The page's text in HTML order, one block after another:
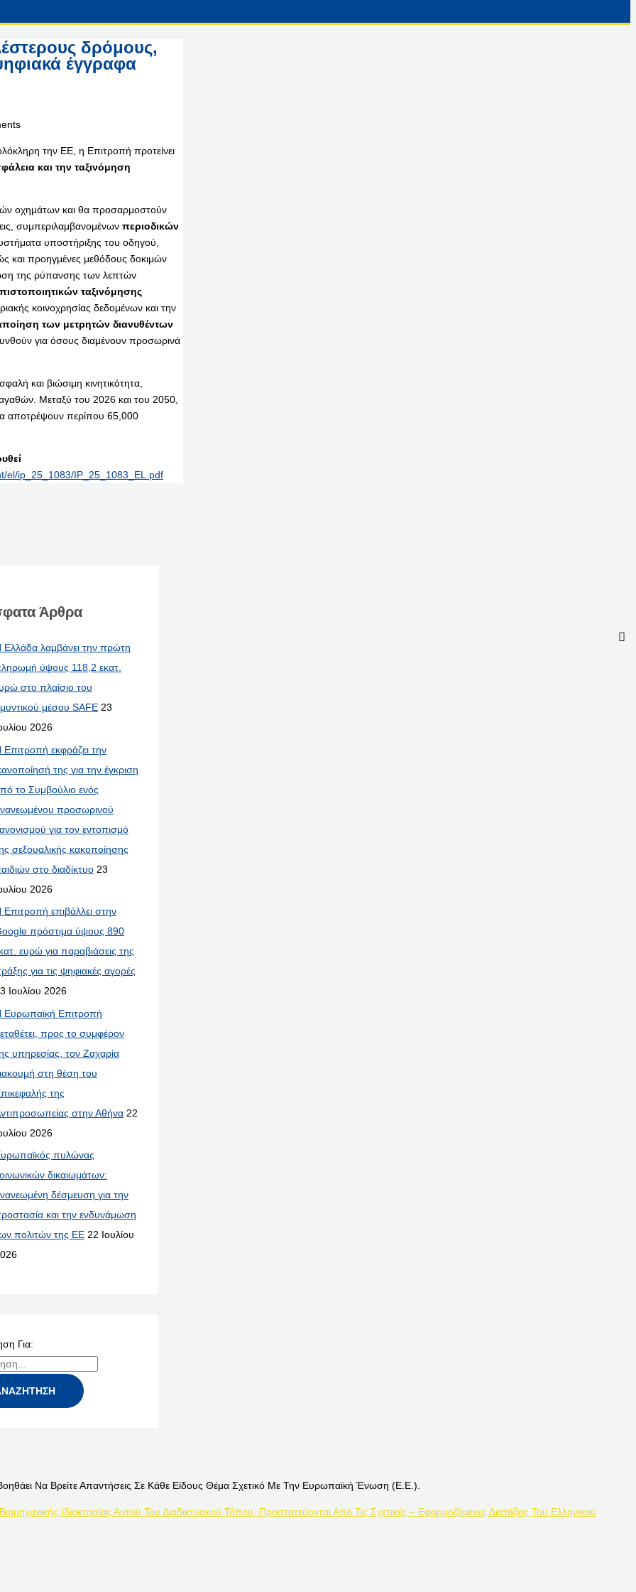
δρόμους,
έγγραφα
την ΕΕ, η Επιτροπή προτείνει
και την ταξινόμηση
οχημάτων και θα προσαρμοστούν
συμπεριλαμβανομένων περιοδικών
υποστήριξης του οδηγού,
και προηγμένες μεθόδους δοκιμών
της ρύπανσης των λεπτών
ταξινόμησης
κοινοχρησίας δεδομένων και την
των μετρητών διανυθέντων
για όσους διαμένουν προσωρινά
και βιώσιμη κινητικότητα,
Μεταξύ του 2026 και του 2050,
αποτρέψουν περίπου 65,000
el/ip_25_1083/IP_25_1083_EL.pdf
Άρθρα
Ελλάδα λαμβάνει την πρώτη
ύψους 118,2 εκατ.
στο πλαίσιο του
μέσου SAFE 23
2026
Επιτροπή εκφράζει την
της για την έγκριση
το Συμβούλιο ενός
προσωρινού
για τον εντοπισμό
σεξουαλικής κακοποίησης
στο διαδίκτυο 23
2026
Επιτροπή επιβάλλει στην
πρόστιμα ύψους 890
ευρώ για παραβιάσεις της
για τις ψηφιακές αγορές
Ιουλίου 2026
Ευρωπαϊκή Επιτροπή
προς το συμφέρον
υπηρεσίας, τον Ζαχαρία
στη θέση του
της
στην Αθήνα 22
2026
πυλώνας
δικαιωμάτων:
δέσμευση για την
και την ενδυνάμωση
πολιτών της ΕΕ 22 Ιουλίου
Για:
Να Βρείτε Απαντήσεις Σε Κάθε Είδους Θέμα Σχετικό Με Την Ευρωπαϊκή Ένωση (Ε.Ε.).
Ιδιοκτησίας Αυτού Του Διαδικτυακού Τόπου, Προστατεύονται Από Τις Σχετικές – Εφαρμοζόμενες Διατάξεις Του Ελληνικού